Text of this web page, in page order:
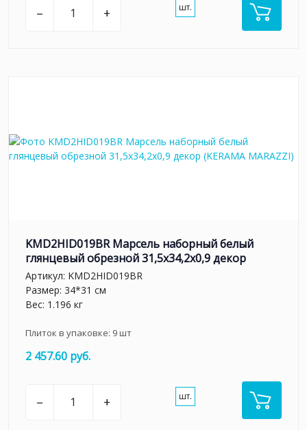
– + шт.
KMD2HID019BR Марсель наборный белый
глянцевый обрезной 31,5x34,2x0,9 декор
Артикул: KMD2HID019BR
Размер: 34*31 см
Вес: 1.196 кг
Плиток в упаковке: 9шт
2 457.60 руб.
– + шт.